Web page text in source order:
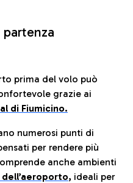
prima del volo può
grazie ai
di Fiumicino.
numerosi punti di
per rendere più
anche ambienti
, ideali per